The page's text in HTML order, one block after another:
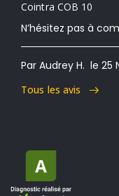
Cointra COB 10
N’hésitez pas à
Par Audrey H. le 25
Tous les avis